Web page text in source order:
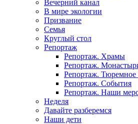
Вечерний канал
В мире экологии
Призвание
Семья
Круглый стол
Репортаж
Репортаж. Храмы
Репортаж.
Репортаж. Тюремное
Репортаж. События
Репортаж. Наши
Неделя
Давайте разберемся
Наши дети